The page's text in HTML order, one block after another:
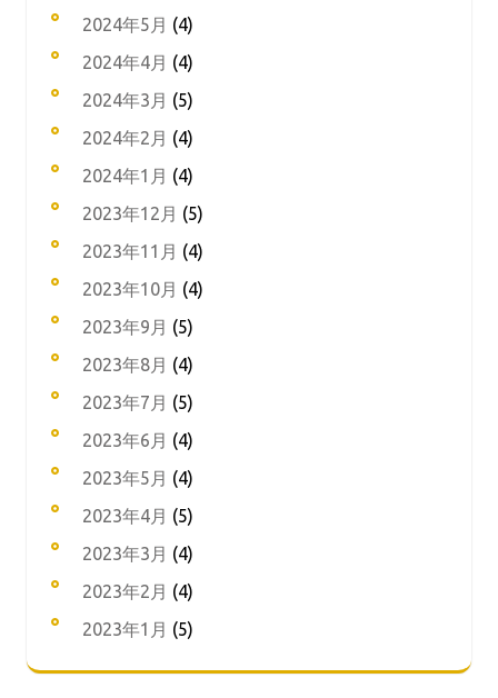
2024年5月 (4)
2024年4月 (4)
2024年3月 (5)
2024年2月 (4)
2024年1月 (4)
2023年12月 (5)
2023年11月 (4)
2023年10月 (4)
2023年9月 (5)
2023年8月 (4)
2023年7月 (5)
2023年6月 (4)
2023年5月 (4)
2023年4月 (5)
2023年3月 (4)
2023年2月 (4)
2023年1月 (5)